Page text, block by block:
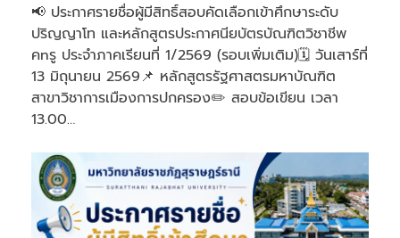
📢 ประกาศรายชื่อผู้มีสิทธิ์สอบคัดเลือกเข้าศึกษาระดับ
ปริญญาโท และหลักสูตรประกาศนียบัตรบัณฑิตวิชาชีพ
คnรู ประจำภาคเรียนที่ 1/2569 (รอบเพิ่มเติม)🗓️ วันเสาร์ที่
13 มิถุนายน 2569📌 หลักสูตรรัฐศาสตรมหาบัณฑิต
สาขาวิชาการเมืองการปกครอง✏️ สอบข้อเขียน เวลา
13.00…